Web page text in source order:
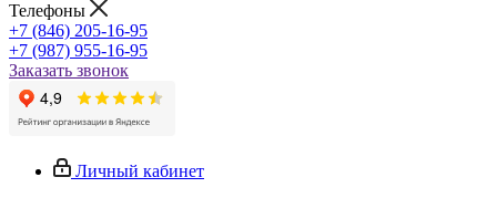
Телефоны
+7 (846) 205-16-95
+7 (987) 955-16-95
Заказать звонок
Личный кабинет